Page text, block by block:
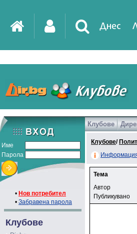
Днес
Име
Парола
• Нов потребител
• Забравена парола
Клубове
Клубове
Клубове/
Тема
Автор
Публикувано